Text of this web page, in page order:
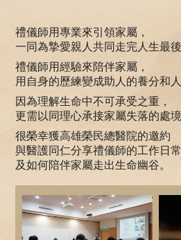
禮儀師用專業來引領家屬，
一同為摯愛親人共同走完人生最後
禮儀師用經驗來陪伴家屬，
用自身的歷練變成助人的養分和人
因為理解生命中不可承受之重，
更需以同理心承接家屬失落的處境
很榮幸獲高雄榮民總醫院的邀約
與醫護同仁分享禮儀師的工作日常
及如何陪伴家屬走出生命幽谷。